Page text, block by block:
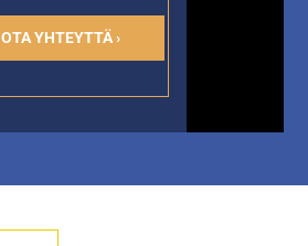
OTA YHTEYTTÄ ›